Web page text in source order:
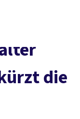
Mitmachen
die